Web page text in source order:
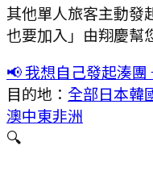
其他單人旅客主動發
也要加入」由翔慶幫
📢 我想自己發起湊
目的地： 全部日本韓
澳中東非洲
🔍